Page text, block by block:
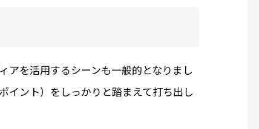
アを活用するシーンも一般的となりまし
イント）をしっかりと踏まえて打ち出し